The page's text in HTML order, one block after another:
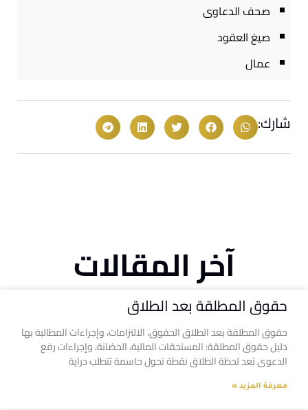
صحف الدعاوى
صيغ العقود
عمال
شارك:
آخر المقالات
حقوق المطلقة بعد الطلاق
حقوق المطلقة بعد الطلاق الحقوق، الالتزامات، وإجراءات المطالبة بها
دليل حقوق المطلقة: المستحقات المالية، الحضانة، وإجراءات رفع
الدعوى تعد لحظة الطلاق نقطة تحول حاسمة تتطلب دراية
معرفة المزيد »